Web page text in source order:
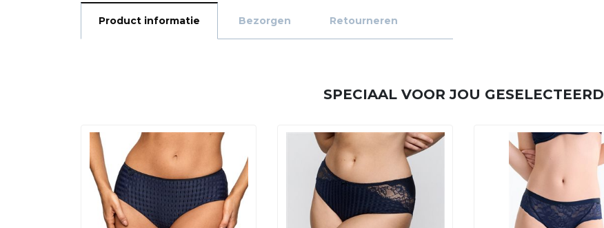
Product informatie Bezorgen Retourneren
SPECIAAL VOOR JOU GESELECTEERD